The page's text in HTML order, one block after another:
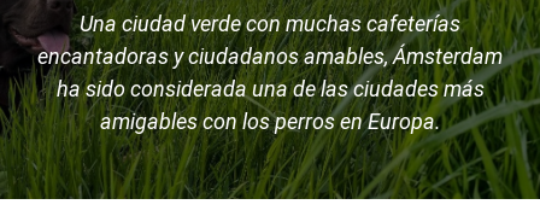
Una ciudad verde con muchas cafeterías
encantadoras y ciudadanos amables, Ámsterdam
ha sido considerada una de las ciudades más
amigables con los perros en Europa.